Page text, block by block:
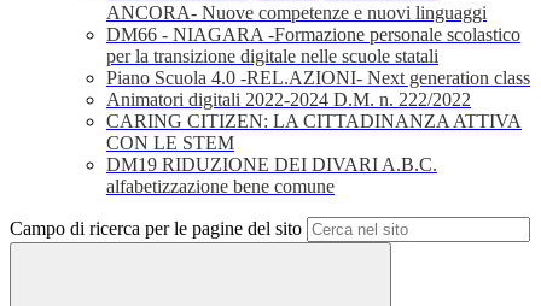
ANCORA- Nuove competenze e nuovi linguaggi
DM66 - NIAGARA -Formazione personale scolastico
per la transizione digitale nelle scuole statali
Piano Scuola 4.0 -REL.AZIONI- Next generation class
Animatori digitali 2022-2024 D.M. n. 222/2022
CARING CITIZEN: LA CITTADINANZA ATTIVA
CON LE STEM
DM19 RIDUZIONE DEI DIVARI A.B.C.
alfabetizzazione bene comune
Campo di ricerca per le pagine del sito